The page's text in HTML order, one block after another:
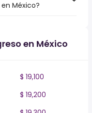
México?
en México
$ 19,100
$ 19,200